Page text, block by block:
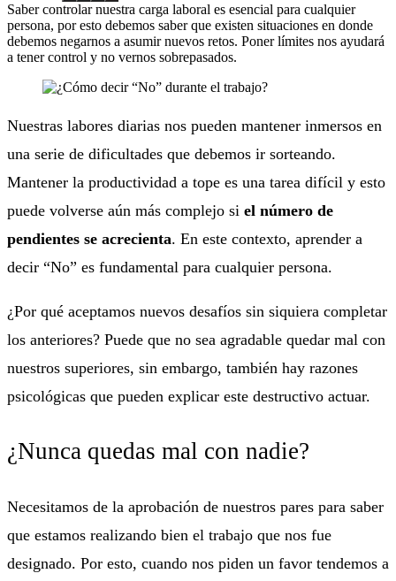
Saber controlar nuestra carga laboral es esencial para cualquier
persona, por esto debemos saber que existen situaciones en donde
debemos negarnos a asumir nuevos retos. Poner límites nos ayudará
a tener control y no vernos sobrepasados.
Nuestras labores diarias nos pueden mantener inmersos en
una serie de dificultades que debemos ir sorteando.
Mantener la productividad a tope es una tarea difícil y esto
puede volverse aún más complejo si el número de
pendientes se acrecienta. En este contexto, aprender a
decir “No” es fundamental para cualquier persona.
¿Por qué aceptamos nuevos desafíos sin siquiera completar
los anteriores? Puede que no sea agradable quedar mal con
nuestros superiores, sin embargo, también hay razones
psicológicas que pueden explicar este destructivo actuar.
¿Nunca quedas mal con nadie?
Necesitamos de la aprobación de nuestros pares para saber
que estamos realizando bien el trabajo que nos fue
designado. Por esto, cuando nos piden un favor tendemos a